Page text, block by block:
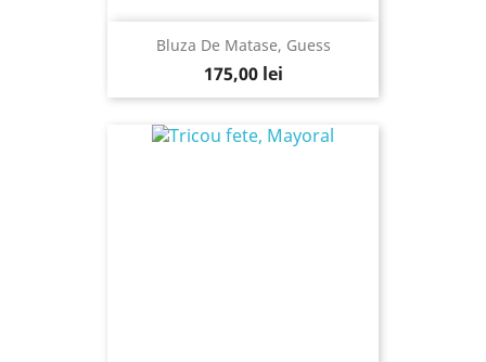
Bluza De Matase, Guess
175,00 lei